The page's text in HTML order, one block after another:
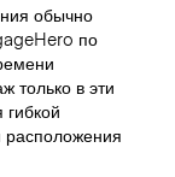
обычно
по
только в эти
расположения